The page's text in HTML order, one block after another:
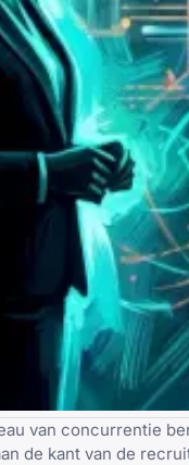
van concurrentie
de kant van de